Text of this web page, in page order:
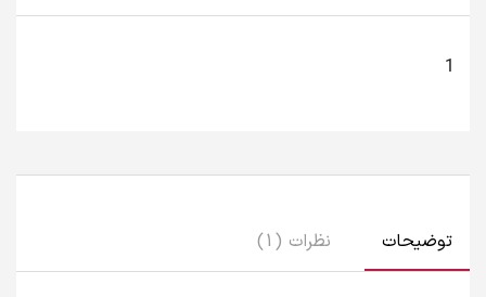
توضیحات نظرات (1)